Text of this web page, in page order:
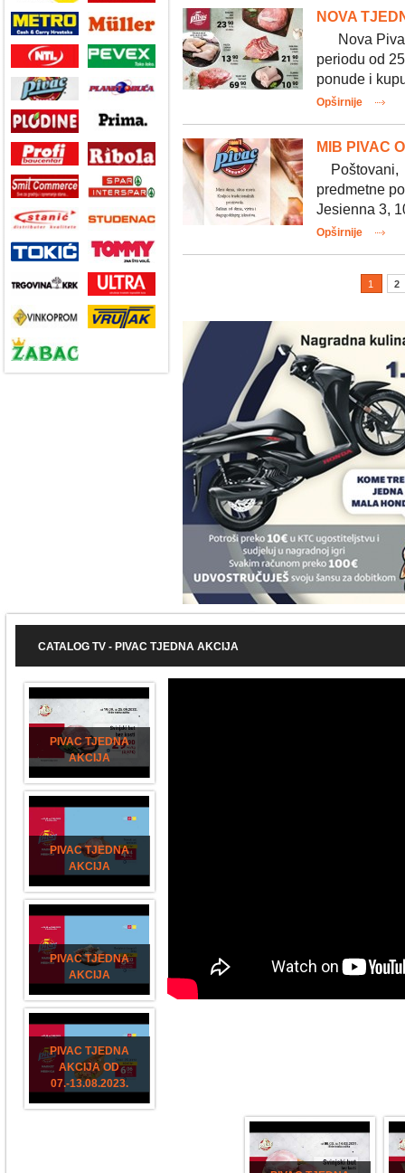
NOVA
Nova Pivac
periodu od
ponude i
Opširnije
MIB PIVAC
Poštovani,
predmetne
Jesienna 3,
Opširnije
1 2
CATALOG TV - PIVAC TJEDNA AKCIJA
PIVAC TJEDNA
AKCIJA
PIVAC TJEDNA
AKCIJA
PIVAC TJEDNA
AKCIJA
PIVAC TJEDNA
AKCIJA OD
07.-13.08.2023.